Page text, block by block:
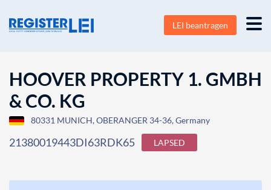
LEI beantragen
HOOVER PROPERTY 1. GMBH
& CO. KG
80331 MUNICH, OBERANGER 34-36, Germany
21380019443DI63RDK65 LAPSED